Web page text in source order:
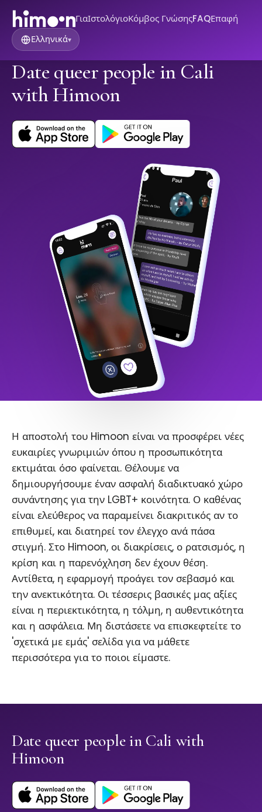
ΓιαΙστολόγιοΚόμβος ΓνώσηςFAQΕπαφή
Ελληνικά▾
Date queer people in Cali
with Himoon
Η αποστολή του Himoon είναι να προσφέρει νέες
ευκαιρίες γνωριμιών όπου η προσωπικότητα
εκτιμάται όσο φαίνεται. Θέλουμε να
δημιουργήσουμε έναν ασφαλή διαδικτυακό χώρο
συνάντησης για την LGBT+ κοινότητα. Ο καθένας
είναι ελεύθερος να παραμείνει διακριτικός αν το
επιθυμεί, και διατηρεί τον έλεγχο ανά πάσα
στιγμή. Στο Himoon, οι διακρίσεις, ο ρατσισμός, η
κρίση και η παρενόχληση δεν έχουν θέση.
Αντίθετα, η εφαρμογή προάγει τον σεβασμό και
την ανεκτικότητα. Οι τέσσερις βασικές μας αξίες
είναι η περιεκτικότητα, η τόλμη, η αυθεντικότητα
και η ασφάλεια. Μη διστάσετε να επισκεφτείτε το
'σχετικά με εμάς' σελίδα για να μάθετε
περισσότερα για το ποιοι είμαστε.
Date queer people in Cali with
Himoon